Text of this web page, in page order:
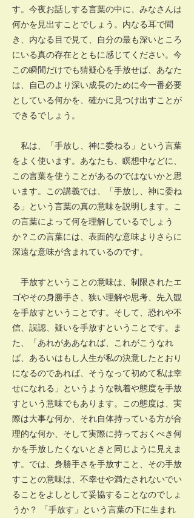
す。今夜お話しする言葉の中に、みなさんは
何かを見出すことでしょう。内なる耳で聞
き、内なる目で見て、自分の最も深いところ
にいる真の存在とともに感じてください。今
この瞬間だけでも猜疑心を手放せば、あなた
は、自己のより深い成長のために今一番必要
としている何かを、確かに見つけ出すことが
できるでしょう。
私は、「手放し、神に委ねる」という言葉
をよく使います。あなたも、瞑想中などに、
この言葉を使うことがあるのではないかと思
います。この講義では、「手放し、神に委ね
る」という言葉の真の意味を説明します。こ
の言葉によって何を理解しているでしょう
か？この言葉には、表面的な意味よりさらに
深遠な意味が含まれているのです。
手放すということの意味は、制限されたエ
ゴやその身勝手さ、狭い理解や思考、先入観
を手放すということです。そして、恐れや不
信、誤認、疑いを手放すということです。ま
た、「あれがああなれば、これがこうなれ
ば、あるいはもし人生が私の決意したとおり
になるのであれば、そうなって初めて私は幸
せになれる」というような執着や態度を手放
すという意味でもあります。この態度は、実
際は大事な何か、それ自体持っている方が合
理的な何か、そして実際に持っておくべき何
かを手放したくないときと同じように見えま
す。では、身勝手さを手放すこと、その手放
すことの意味は、不幸せや満たされないでい
ることをよしとして妥協することなのでしょ
うか？ 「手放す」という言葉の下に生まれ